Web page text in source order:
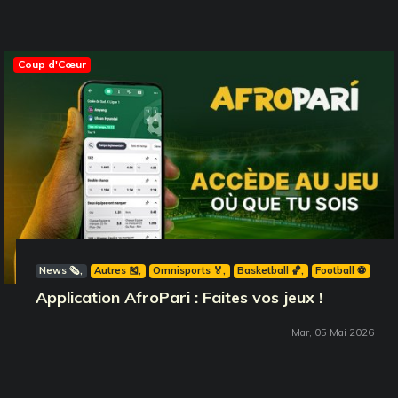
Coup d'Cœur
News 🗞️ Autres 🎽 Omnisports 🏅 Basketball 🏀 Football ⚽️
Application AfroPari : Faites vos jeux !
Mar, 05 Mai 2026